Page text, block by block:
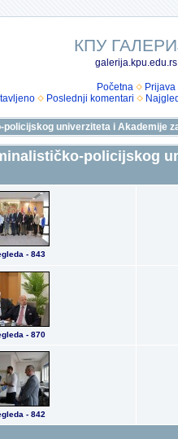
КПУ
galerija.kpu.edu.rs
Početna
Prijava
Poslednji komentari
univerziteta i Akademije
policijskog
- 843
- 870
- 842